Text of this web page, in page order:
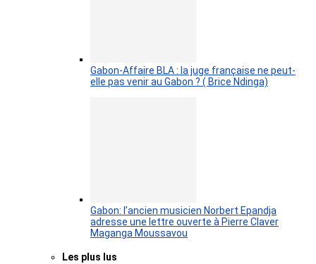
Gabon-Affaire BLA : la juge française ne peut-
elle pas venir au Gabon ? ( Brice Ndinga)
Gabon: l’ancien musicien Norbert Epandja
adresse une lettre ouverte à Pierre Claver
Maganga Moussavou
Les plus lus